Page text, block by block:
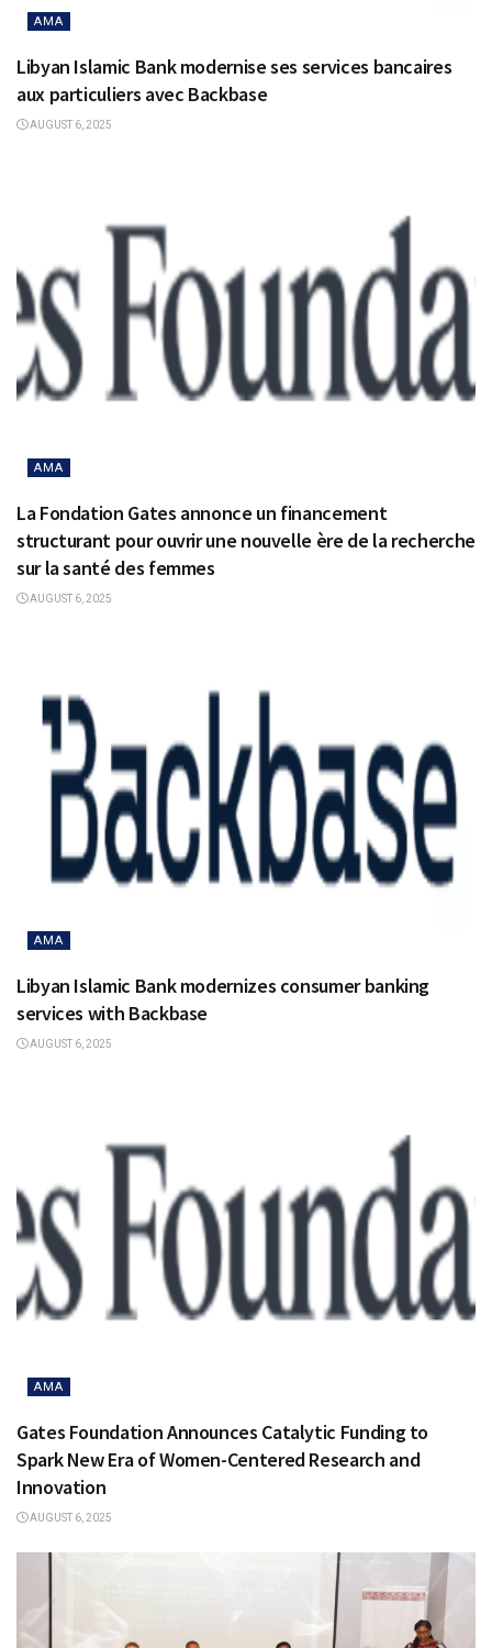
AMA
Libyan Islamic Bank modernise ses services bancaires
aux particuliers avec Backbase
AUGUST 6, 2025
AMA
La Fondation Gates annonce un financement
structurant pour ouvrir une nouvelle ère de la recherche
sur la santé des femmes
AUGUST 6, 2025
AMA
Libyan Islamic Bank modernizes consumer banking
services with Backbase
AUGUST 6, 2025
AMA
Gates Foundation Announces Catalytic Funding to
Spark New Era of Women-Centered Research and
Innovation
AUGUST 6, 2025